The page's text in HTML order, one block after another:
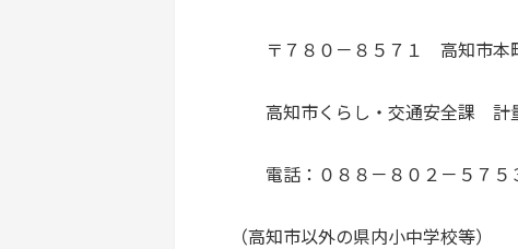
〒７８０－８５７１ 高知市本町
高知市くらし・交通安全課 計
電話：０８８－８０２－５７５
（高知市以外の県内小中学校等）